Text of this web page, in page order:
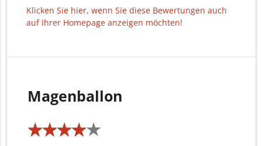
Klicken Sie hier, wenn Sie diese Bewertungen auch
auf Ihrer Homepage anzeigen möchten!
Magenballon
★★★★★
★★★★★